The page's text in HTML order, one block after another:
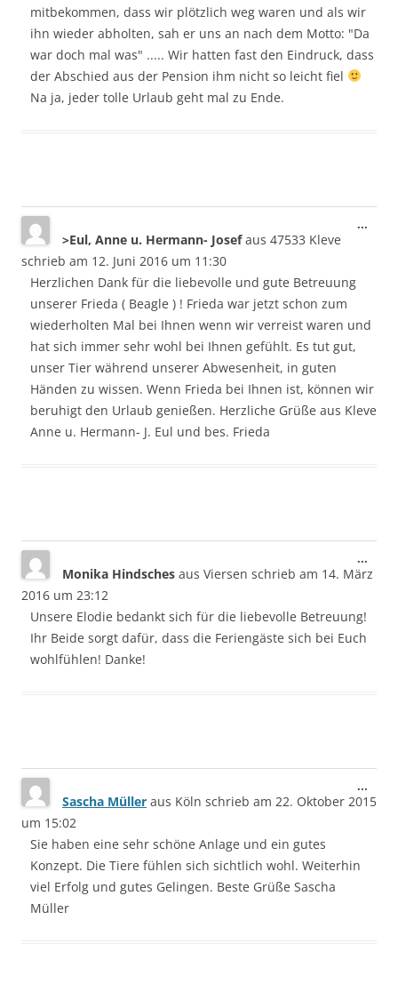
mitbekommen, dass wir plötzlich weg waren und als wir
ihn wieder abholten, sah er uns an nach dem Motto: "Da
war doch mal was" ..... Wir hatten fast den Eindruck, dass
der Abschied aus der Pension ihm nicht so leicht fiel
Na ja, jeder tolle Urlaub geht mal zu Ende.
>Eul, Anne u. Hermann- Josefaus 47533 Kleve
schrieb am 12. Juni 2016 um 11:30
Herzlichen Dank für die liebevolle und gute Betreuung
unserer Frieda ( Beagle ) ! Frieda war jetzt schon zum
wiederholten Mal bei Ihnen wenn wir verreist waren und
hat sich immer sehr wohl bei Ihnen gefühlt. Es tut gut,
unser Tier während unserer Abwesenheit, in guten
Händen zu wissen. Wenn Frieda bei Ihnen ist, können wir
beruhigt den Urlaub genießen. Herzliche Grüße aus Kleve
Anne u. Hermann- J. Eul und bes. Frieda
...
Monika Hindsches aus Viersen schrieb am 14. März
2016 um 23:12
Unsere Elodie bedankt sich für die liebevolle Betreuung!
Ihr Beide sorgt dafür, dass die Feriengäste sich bei Euch
wohlfühlen! Danke!
...
Sascha Müller aus Köln schrieb am 22. Oktober 2015
um 15:02
Sie haben eine sehr schöne Anlage und ein gutes
Konzept. Die Tiere fühlen sich sichtlich wohl. Weiterhin
viel Erfolg und gutes Gelingen. Beste Grüße Sascha
Müller
...